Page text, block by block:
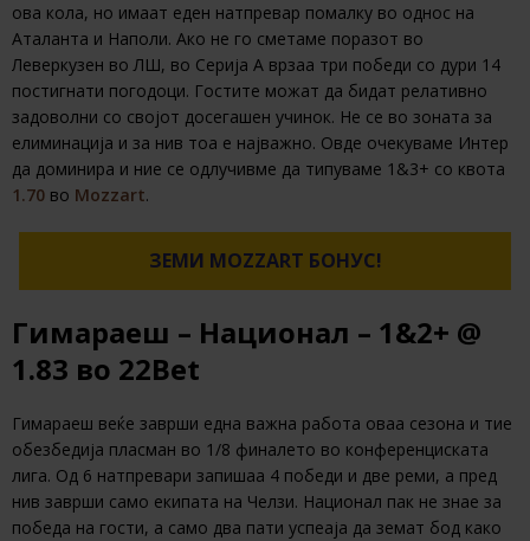
ова кола, но имаат еден натпревар помалку во однос на
Аталанта и Наполи. Ако не го сметаме поразот во
Леверкузен во ЛШ, во Серија А врзаа три победи со дури 14
постигнати погодоци. Гостите можат да бидат релативно
задоволни со својот досегашен учинок. Не се во зоната за
елиминација и за нив тоа е најважно. Овде очекуваме Интер
да доминира и ние се одлучивме да типуваме 1&3+ со квота
1.70 во Mozzart.
ЗЕМИ MOZZART БОНУС!
Гимараеш – Национал – 1&2+ @
1.83 во 22Bet
Гимараеш веќе заврши една важна работа оваа сезона и тие
обезбедија пласман во 1/8 финалето во конференциската
лига. Од 6 натпревари запишаа 4 победи и две реми, а пред
нив заврши само екипата на Челзи. Национал пак не знае за
победа на гости, а само два пати успеаја да земат бод како